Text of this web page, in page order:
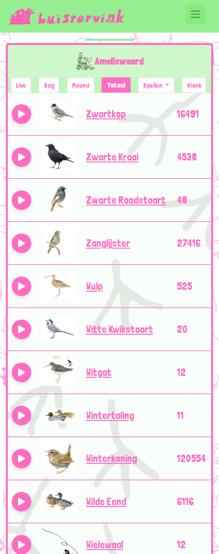
Amelisweerd
Live Dag Maand Totaal Spellen Kiosk
Zwartkop 16491
Zwarte Kraai 4538
Zwarte Roodstaart 48
Zanglijster 27416
Wulp 525
Witte Kwikstaart 20
Witgat 12
Wintertaling 11
Winterkoning 120554
Wilde Eend 6116
Wielewaal 12